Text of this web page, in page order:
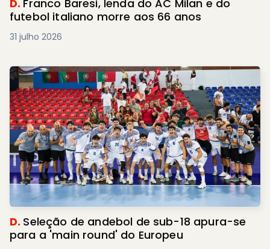
D. Franco Baresi, lenda do AC Milan e do
futebol italiano morre aos 66 anos
31 julho 2026
D. Seleção de andebol de sub-18 apura-se
para a 'main round' do Europeu